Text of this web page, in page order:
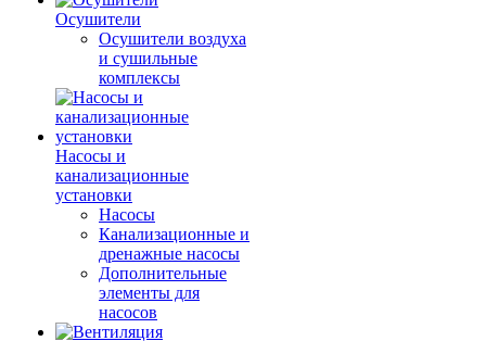
Осушители
Осушители воздуха
и сушильные
комплексы
Насосы и
канализационные
установки
Насосы
Канализационные и
дренажные насосы
Дополнительные
элементы для
насосов